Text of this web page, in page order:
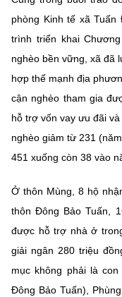
phòng Kinh tế xã Tuấn
trình triển khai
nghèo bền vững, xã đã
hợp thế mạnh địa
cận nghèo tham gia
hỗ trợ vốn vay ưu đãi
nghèo giảm từ 231
451 xuống còn 38 vào
Ở thôn Mùng, 8 hộ
thôn Đông Bảo Tuấn,
được hỗ trợ nhà ở
giải ngân 280 triệu
mục không phải là
Đông Bảo Tuấn),